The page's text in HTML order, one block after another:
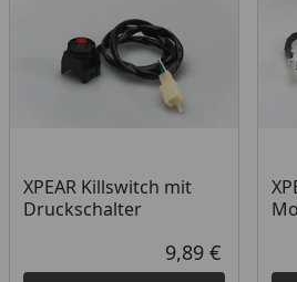
XPEAR Killswitch mit
Druckschalter
Aktueller
9,89 €